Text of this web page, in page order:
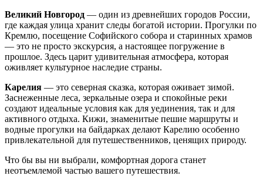
Великий Новгород — один из древнейших городов России,
где каждая улица хранит следы богатой истории. Прогулки по
Кремлю, посещение Софийского собора и старинных храмов
— это не просто экскурсия, а настоящее погружение в
прошлое. Здесь царит удивительная атмосфера, которая
оживляет культурное наследие страны.
Карелия — это северная сказка, которая оживает зимой.
Заснеженные леса, зеркальные озера и спокойные реки
создают идеальные условия как для уединения, так и для
активного отдыха. Кижи, знаменитые пешие маршруты и
водные прогулки на байдарках делают Карелию особенно
привлекательной для путешественников, ценящих природу.
Что бы вы ни выбрали, комфортная дорога станет
неотъемлемой частью вашего путешествия.